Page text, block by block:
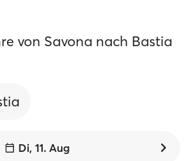
von Savona nach Bastia
Di, 11. Aug